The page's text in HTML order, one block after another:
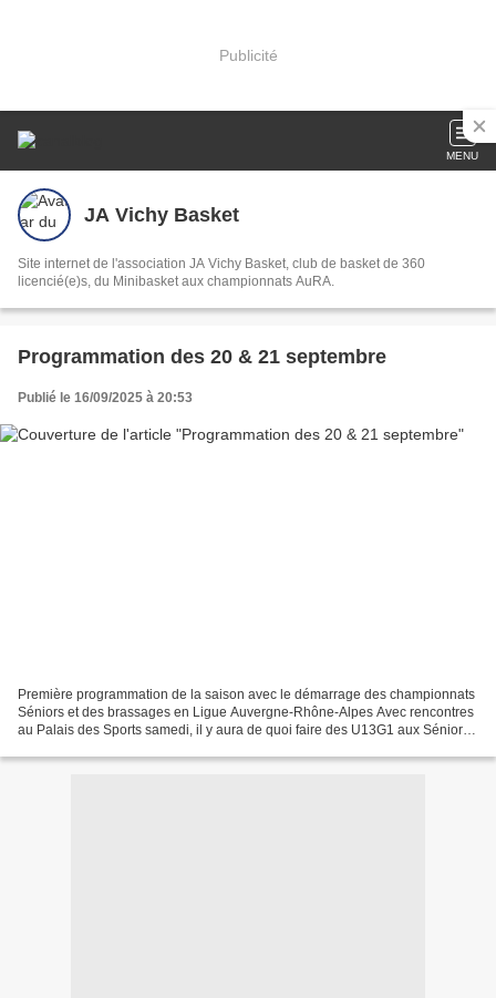
Publicité
MENU
JA Vichy Basket
Site internet de l'association JA Vichy Basket, club de basket de 360
licencié(e)s, du Minibasket aux championnats AuRA.
Programmation des 20 & 21 septembre
Publié le 16/09/2025 à 20:53
Première programmation de la saison avec le démarrage des championnats
Séniors et des brassages en Ligue Auvergne-Rhône-Alpes Avec rencontres
au Palais des Sports samedi, il y aura de quoi faire des U13G1 aux Séniors